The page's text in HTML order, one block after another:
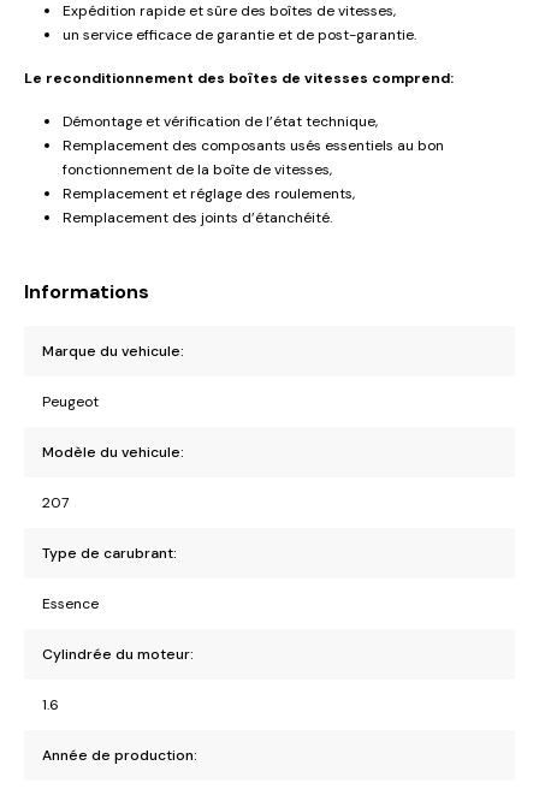
Expédition rapide et sûre des boîtes de vitesses,
un service efficace de garantie et de post-garantie.
Le reconditionnement des boîtes de vitesses comprend:
Démontage et vérification de l’état technique,
Remplacement des composants usés essentiels au bon
fonctionnement de la boîte de vitesses,
Remplacement et réglage des roulements,
Remplacement des joints d’étanchéité.
Informations
Marque du vehicule:
Peugeot
Modèle du vehicule:
207
Type de carubrant:
Essence
Cylindrée du moteur:
1.6
Année de production: